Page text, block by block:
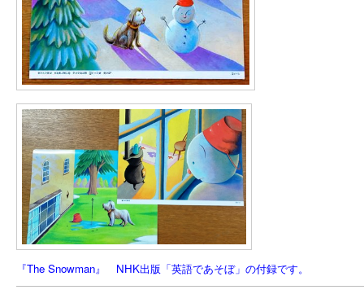
『The Snowman』 NHK出版「英語であそぼ」の付録です。